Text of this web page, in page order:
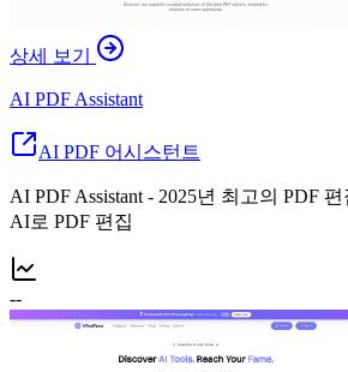
상세 보기
AI PDF Assistant
AI PDF 어시스턴트
AI PDF Assistant - 2025년 최고의 PDF
AI로 PDF 편집
--